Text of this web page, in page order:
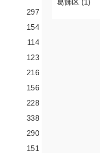
297
154
114
123
216
156
228
338
290
151